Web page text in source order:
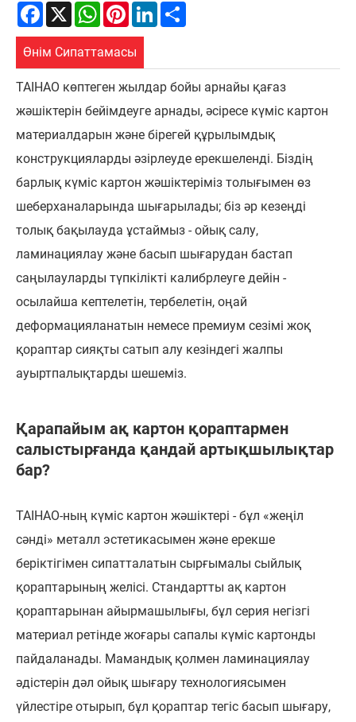
Facebook
X WhatsApp
PinterestLinkedIn
Өнім Сипаттамасы
TAIHAO көптеген жылдар бойы арнайы қағаз
жәшіктерін бейімдеуге арнады, әсіресе күміс картон
материалдарын және бірегей құрылымдық
конструкцияларды әзірлеуде ерекшеленді. Біздің
барлық күміс картон жәшіктеріміз толығымен өз
шеберханаларында шығарылады; біз әр кезеңді
толық бақылауда ұстаймыз - ойық салу,
ламинациялау және басып шығарудан бастап
саңылауларды түпкілікті калибрлеуге дейін -
осылайша кептелетін, тербелетін, оңай
деформацияланатын немесе премиум сезімі жоқ
қораптар сияқты сатып алу кезіндегі жалпы
ауыртпалықтарды шешеміз.
Қарапайым ақ картон қораптармен
салыстырғанда қандай артықшылықтар
бар?
TAIHAO-ның күміс картон жәшіктері - бұл «жеңіл
сәнді» металл эстетикасымен және ерекше
беріктігімен сипатталатын сырғымалы сыйлық
қораптарының желісі. Стандартты ақ картон
қораптарынан айырмашылығы, бұл серия негізгі
материал ретінде жоғары сапалы күміс картонды
пайдаланады. Мамандық қолмен ламинациялау
әдістерін дәл ойық шығару технологиясымен
үйлестіре отырып, бұл қораптар тегіс басып шығару,